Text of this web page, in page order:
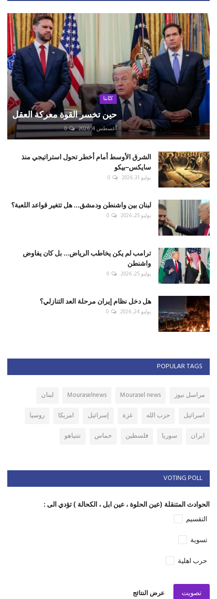
كتّابنا
حين تخسر القوة معركة العقل
أغسطس 4, 2026 0
الشرق الأوسط أمام أخطر تحول استراتيجي منذ
سايكس–بيكو
يوليو 31, 2026 0
لبنان بين واشنطن ودمشق... هل تتغير قواعد اللعبة؟
يوليو 25, 2026 0
ترامب لم يكن يخاطب الرياض... بل كان يفاوض
واشنطن
يوليو 25, 2026 0
هل دخل نظام إيران مرحلة العد التنازلي؟
يوليو 24, 2026 0
POPULAR TAGS
مراسل نيوز Mourasel news
Mouraselnews
لبنان
اسرائيل
حزب الله غزة إسرائيل امريكا
روسيا
ايران
سوريا فلسطين حماس نتنياهو
VOTING POLL
الحوادث المتنقلة (عين الحلوة ، عين ابل ، الكحالة ) تؤدي الى :
التقسيم
تسوية
حرب اهلية
تصويت عرض النتائج